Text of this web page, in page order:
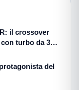
il crossover
turbo da 305
del